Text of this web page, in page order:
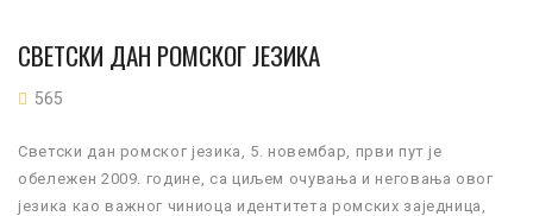
СВЕТСКИ ДАН РОМСКОГ ЈЕЗИКА
565
Светски дан ромског језика, 5. новембар, први пут је
обележен 2009. године, са циљем очувања и неговања овог
језика као важног чиниоца идентитета ромских заједница,